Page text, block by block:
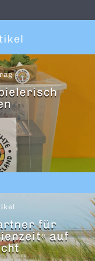
für
auf